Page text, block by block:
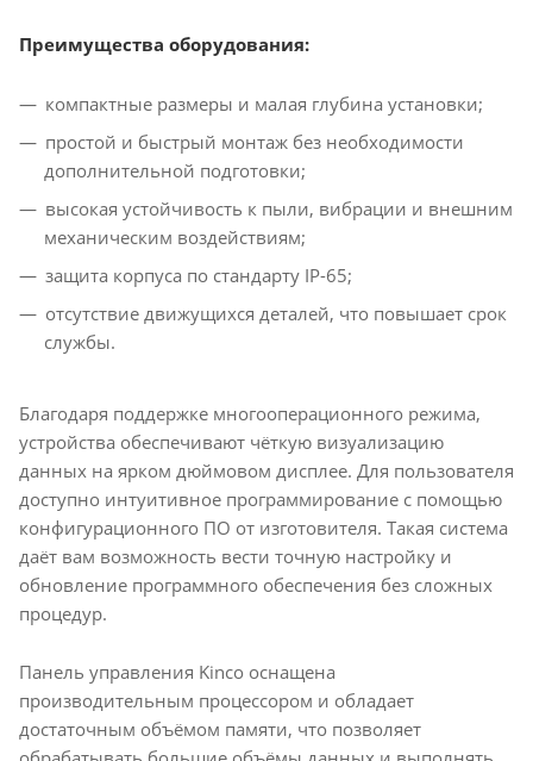
Преимущества оборудования:
компактные размеры и малая глубина установки;
простой и быстрый монтаж без необходимости
дополнительной подготовки;
высокая устойчивость к пыли, вибрации и внешним
механическим воздействиям;
защита корпуса по стандарту IP-65;
отсутствие движущихся деталей, что повышает срок
службы.
Благодаря поддержке многооперационного режима,
устройства обеспечивают чёткую визуализацию
данных на ярком дюймовом дисплее. Для пользователя
доступно интуитивное программирование с помощью
конфигурационного ПО от изготовителя. Такая система
даёт вам возможность вести точную настройку и
обновление программного обеспечения без сложных
процедур.
Панель управления Kinco оснащена
производительным процессором и обладает
достаточным объёмом памяти, что позволяет